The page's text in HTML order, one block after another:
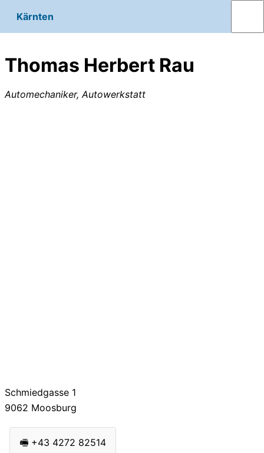
Kärnten
Thomas Herbert Rau
Automechaniker, Autowerkstatt
Schmiedgasse 1
9062 Moosburg
🖷 +43 4272 82514